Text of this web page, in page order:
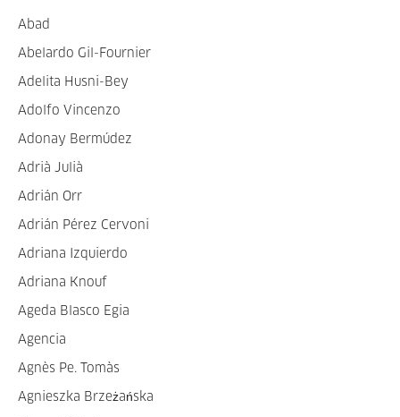
Abad
Abelardo Gil-Fournier
Adelita Husni-Bey
Adolfo Vincenzo
Adonay Bermúdez
Adrià Julià
Adrián Orr
Adrián Pérez Cervoni
Adriana Izquierdo
Adriana Knouf
Ageda Blasco Egia
Agencia
Agnès Pe. Tomàs
Agnieszka Brzeżańska